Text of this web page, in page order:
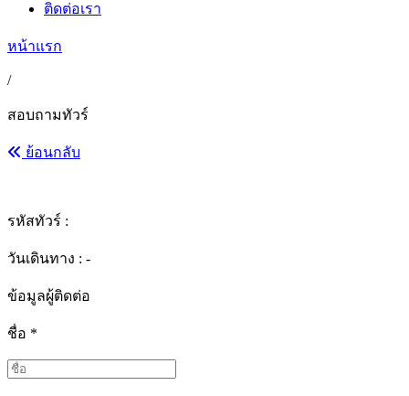
ติดต่อเรา
หน้าแรก
/
สอบถามทัวร์
ย้อนกลับ
รหัสทัวร์ :
วันเดินทาง : -
ข้อมูลผู้ติดต่อ
ชื่อ *